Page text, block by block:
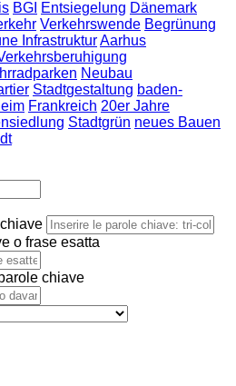
BGI Entsiegelung Dänemark
Verkehrswende Begrünung
InfrastrukturAarhus
Neubau
Stadtgestaltung baden-
Frankreich 20er Jahre
Stadtgrün neues Bauen
o frase esatta
chiave